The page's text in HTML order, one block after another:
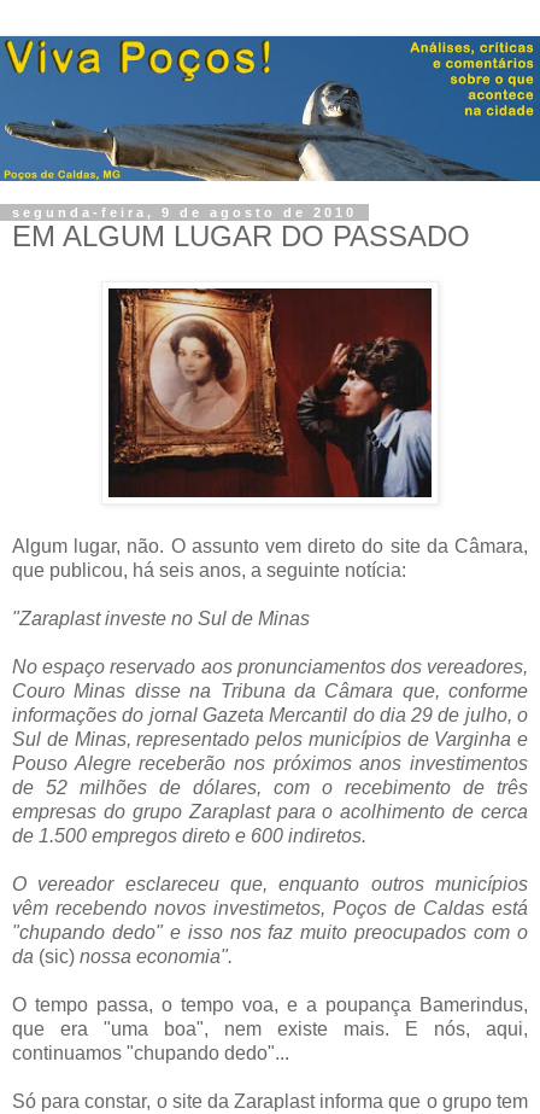
segunda-feira, 9 de agosto de 2010
EM ALGUM LUGAR DO PASSADO
Algum lugar, não. O assunto vem direto do site da Câmara,
que publicou, há seis anos, a seguinte notícia:
"Zaraplast investe no Sul de Minas
No espaço reservado aos pronunciamentos dos vereadores,
Couro Minas disse na Tribuna da Câmara que, conforme
informações do jornal Gazeta Mercantil do dia 29 de julho, o
Sul de Minas, representado pelos municípios de Varginha e
Pouso Alegre receberão nos próximos anos investimentos
de 52 milhões de dólares, com o recebimento de três
empresas do grupo Zaraplast para o acolhimento de cerca
de 1.500 empregos direto e 600 indiretos.
O vereador esclareceu que, enquanto outros municípios
vêm recebendo novos investimetos, Poços de Caldas está
"chupando dedo" e isso nos faz muito preocupados com o
da (sic) nossa economia".
O tempo passa, o tempo voa, e a poupança Bamerindus,
que era "uma boa", nem existe mais. E nós, aqui,
continuamos "chupando dedo"...
Só para constar, o site da Zaraplast informa que o grupo tem